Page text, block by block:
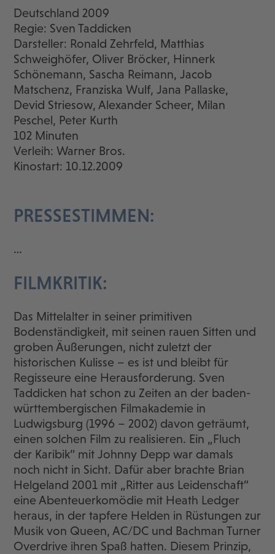
Deutschland 2009
Regie: Sven Taddicken
Darsteller: Ronald Zehrfeld, Matthias
Schweighöfer, Oliver Bröcker, Hinnerk
Schönemann, Sascha Reimann, Jacob
Matschenz, Franziska Wulf, Jana Pallaske,
Devid Striesow, Alexander Scheer, Milan
Peschel, Peter Kurth
102 Minuten
Verleih: Warner Bros.
Kinostart: 10.12.2009
PRESSESTIMMEN:
…
FILMKRITIK:
Das Mittelalter in seiner primitiven
Bodenständigkeit, mit seinen rauen Sitten und
groben Äußerungen, nicht zuletzt der
historischen Kulisse – es ist und bleibt für
Regisseure eine Herausforderung. Sven
Taddicken hat schon zu Zeiten an der baden-
württembergischen Filmakademie in
Ludwigsburg (1996 – 2002) davon geträumt,
einen solchen Film zu realisieren. Ein „Fluch
der Karibik“ mit Johnny Depp war damals
noch nicht in Sicht. Dafür aber brachte Brian
Helgeland 2001 mit „Ritter aus Leidenschaft“
eine Abenteuerkomödie mit Heath Ledger
heraus, in der tapfere Helden in Rüstungen zur
Musik von Queen, AC/DC und Bachman Turner
Overdrive ihren Spaß hatten. Diesem Prinzip,